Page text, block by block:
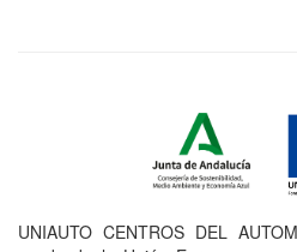
UNIAUTO CENTROS DEL